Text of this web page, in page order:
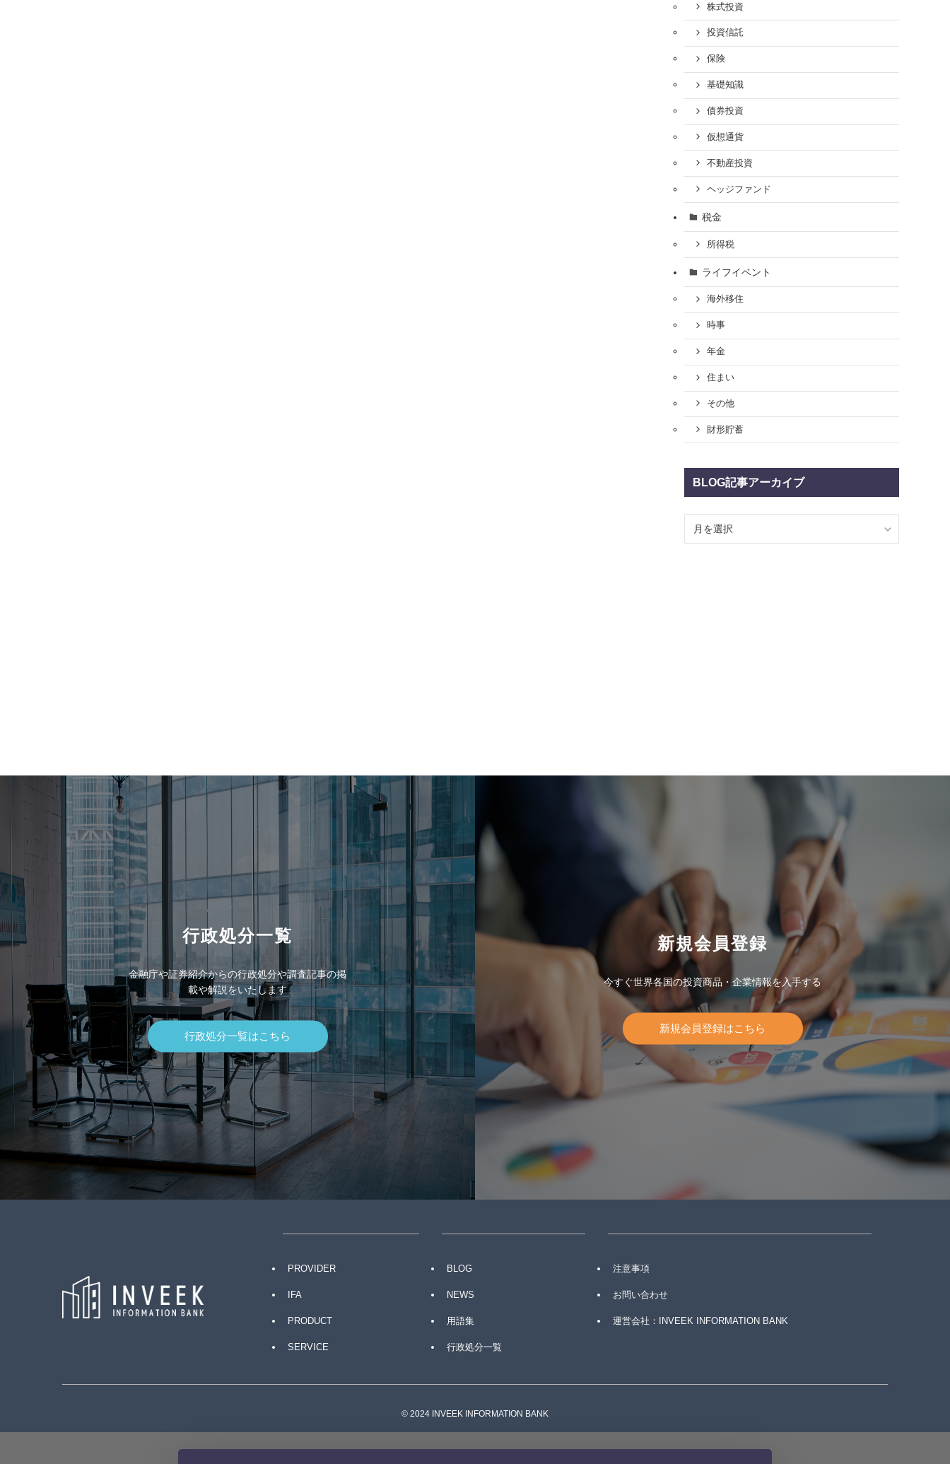
株式投資
投資信託
保険
基礎知識
債券投資
仮想通貨
不動産投資
ヘッジファンド
税金
所得税
ライフイベント
海外移住
時事
年金
住まい
その他
財形貯蓄
BLOG記事アーカイブ
行政処分一覧
金融庁や証券紹介からの行政処分や調査記事の掲
載や解説をいたします
行政処分一覧はこちら
新規会員登録
今すぐ世界各国の投資商品・企業情報を入手する
新規会員登録はこちら
PROVIDER
IFA
PRODUCT
SERVICE
BLOG
NEWS
用語集
行政処分一覧
注意事項
お問い合わせ
運営会社：INVEEK INFORMATION BANK
© 2024 INVEEK INFORMATION BANK